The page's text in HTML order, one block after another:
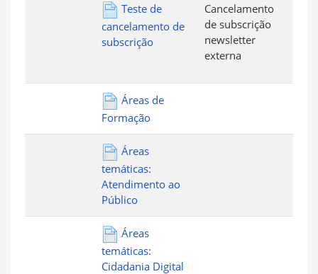
Teste de
cancelamento de
subscrição
Cancelamento
de subscrição
newsletter
externa
Áreas de
Formação
Áreas
temáticas:
Atendimento ao
Público
Áreas
temáticas:
Cidadania Digital